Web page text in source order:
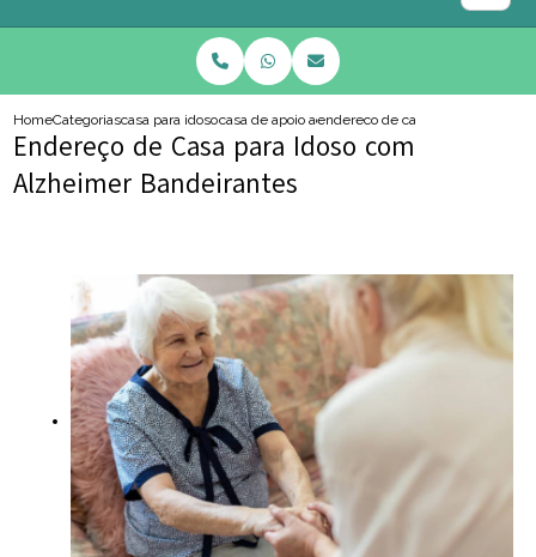
HomeCategoriascasa para idososcasa de apoio ao idosoendereco de casa para idoso
Endereço de Casa para Idoso com
Alzheimer Bandeirantes